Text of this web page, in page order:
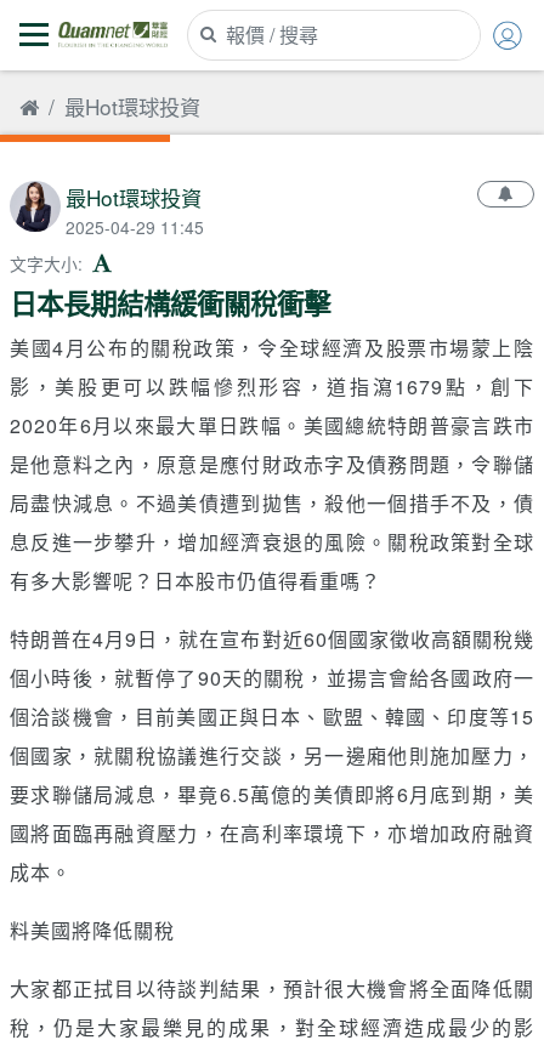
最Hot環球投資
最Hot環球投資
2025-04-29 11:45
文字大小:
日本長期結構緩衝關稅衝擊
美國4月公布的關稅政策，令全球經濟及股票市場蒙上陰
影，美股更可以跌幅慘烈形容，道指瀉1679點，創下
2020年6月以來最大單日跌幅。美國總統特朗普豪言跌市
是他意料之內，原意是應付財政赤字及債務問題，令聯儲
局盡快減息。不過美債遭到拋售，殺他一個措手不及，債
息反進一步攀升，增加經濟衰退的風險。關稅政策對全球
有多大影響呢？日本股市仍值得看重嗎？
特朗普在4月9日，就在宣布對近60個國家徵收高額關稅幾
個小時後，就暫停了90天的關稅，並揚言會給各國政府一
個洽談機會，目前美國正與日本、歐盟、韓國、印度等15
個國家，就關稅協議進行交談，另一邊廂他則施加壓力，
要求聯儲局減息，畢竟6.5萬億的美債即將6月底到期，美
國將面臨再融資壓力，在高利率環境下，亦增加政府融資
成本。
料美國將降低關稅
大家都正拭目以待談判結果，預計很大機會將全面降低關
稅，仍是大家最樂見的成果，對全球經濟造成最少的影